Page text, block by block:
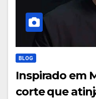
BLOG
Inspirado em
corte que